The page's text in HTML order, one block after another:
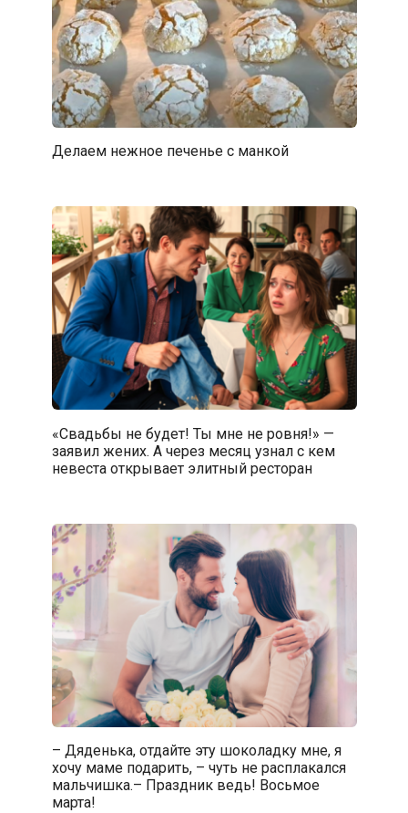
Делаем нежное печенье с манкой
«Свадьбы не будет! Ты мне не ровня!» —
заявил жених. А через месяц узнал с кем
невеста открывает элитный ресторан
– Дяденька, отдайте эту шоколадку мне, я
хочу маме подарить, – чуть не расплакался
мальчишка.– Праздник ведь! Восьмое
марта!